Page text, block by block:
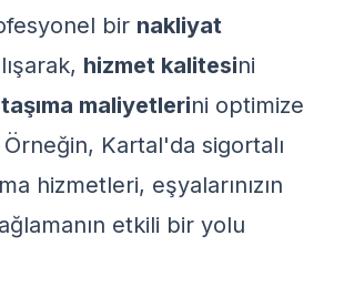
bir nakliyat
hizmet kalitesini
taşıma maliyetlerini optimize
Kartal'da sigortalı
hizmetleri, eşyalarınızın
etkili bir yolu